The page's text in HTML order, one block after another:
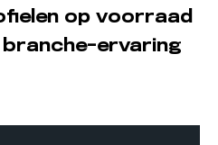
op voorraad
branche-ervaring